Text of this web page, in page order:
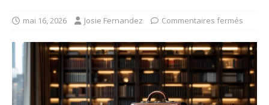
mai 16, 2026 Josie Fernandez Commentaires fermés